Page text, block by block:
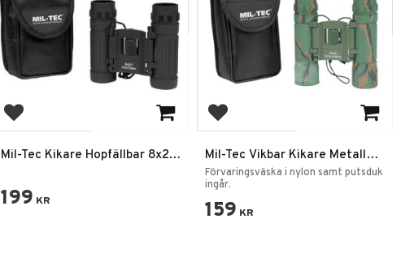
Add to favorites
Mil-Tec Kikare Hopfällbar 8x21
199 KR
Add to favorites
Mil-Tec Vikbar Kikare Metall
10x25 Flektarn
Förvaringsväska i nylon samt putsduk
ingår.
159 KR